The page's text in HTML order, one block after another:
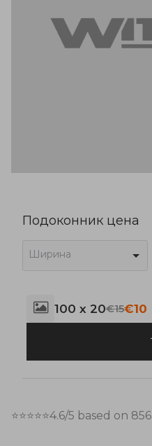
Подоконник цена
Ширина
100 x 20€15€10
⭐⭐⭐⭐⭐4.6/5 based on 856